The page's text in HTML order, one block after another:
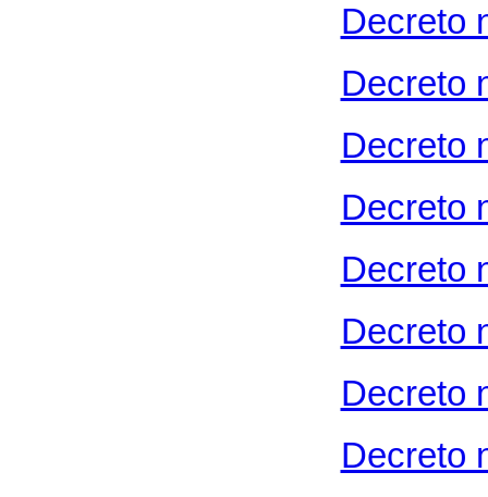
Decreto
Decreto
Decreto
Decreto
Decreto
Decreto
Decreto
Decreto